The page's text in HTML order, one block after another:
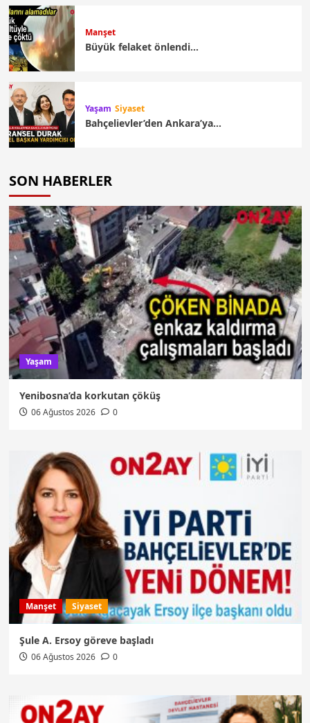
Manşet
Büyük felaket önlendi…
Yaşam Siyaset
Bahçelievler’den Ankara’ya…
SON HABERLER
Yaşam
Yenibosna’da korkutan çöküş
06 Ağustos 2026 0
Manşet Siyaset
Şule A. Ersoy göreve başladı
06 Ağustos 2026 0